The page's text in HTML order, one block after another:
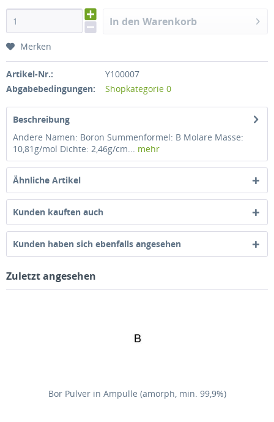
In den Warenkorb
Merken
Artikel-Nr.:
Y100007
Abgabebedingungen:
Shopkategorie 0
Beschreibung
Andere Namen: Boron Summenformel: B Molare Masse:
10,81g/mol Dichte: 2,46g/cm... mehr
Ähnliche Artikel
Kunden kauften auch
Kunden haben sich ebenfalls angesehen
Zuletzt angesehen
Bor Pulver in Ampulle (amorph, min. 99,9%)